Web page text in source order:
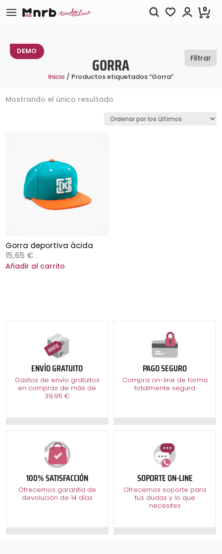
DEMO
GORRA
Inicio / Productos etiquetados “Gorra”
Filtrar
Mostrando el único resultado
Gorra deportiva ácida
15,65 €
Añadir al carrito
ENVÍO GRATUITO
Gastos de envío gratuitos
en compras de más de
39.95 €
PAGO SEGURO
Compra on-line de forma
totalmente segura
100% SATISFACCIÓN
Ofrecemos garantía de
devolución de 14 días
SOPORTE ON-LINE
Ofrecemos soporte para
tus dudas y lo que
necesites
0